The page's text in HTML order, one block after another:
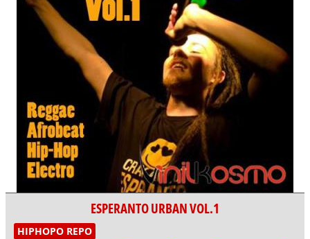
ESPERANTO URBAN VOL.1
HIPHOPO REPO